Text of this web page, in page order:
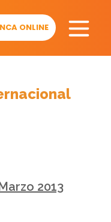
ONLINE
2013